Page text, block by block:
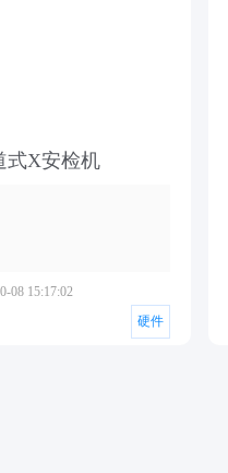
式X安检机
08 15:17:02
硬件